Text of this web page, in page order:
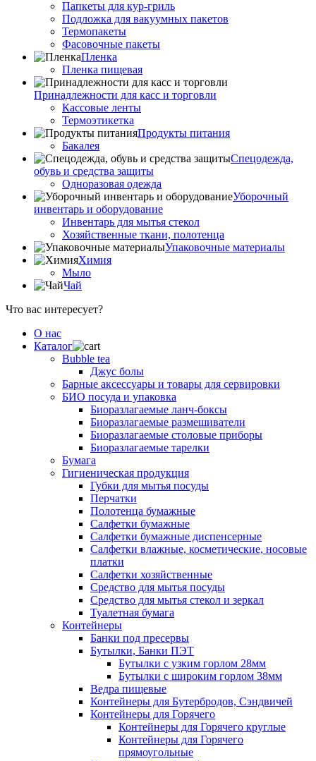
Папкеты для кур-гриль
Подложка для вакуумных пакетов
Термопакеты
Фасовочные пакеты
Пленка
Пленка пищевая
Принадлежности для касс и торговли
Кассовые ленты
Термоэтикетка
Продукты питания
Бакалея
Спецодежда,
обувь и средства защиты
Одноразовая одежда
Уборочный
инвентарь и оборудование
Инвентарь для мытья стекол
Хозяйственные ткани, полотенца
Упаковочные материалы
Химия
Мыло
Чай
Что вас интересует?
О нас
Каталог
Bubble tea
Джус болы
Барные аксессуары и товары для сервировки
БИО посуда и упаковка
Биоразлагаемые ланч-боксы
Биоразлагаемые размешиватели
Биоразлагаемые столовые приборы
Биоразлагаемые тарелки
Бумага
Гигиеническая продукция
Губки для мытья посуды
Перчатки
Полотенца бумажные
Салфетки бумажные
Салфетки бумажные диспенсерные
Салфетки влажные, косметические, носовые
платки
Салфетки хозяйственные
Средство для мытья посуды
Средство для мытья стекол и зеркал
Туалетная бумага
Контейнеры
Банки под пресервы
Бутылки, Банки ПЭТ
Бутылки с узким горлом 28мм
Бутылки с широким горлом 38мм
Ведра пищевые
Контейнеры для Бутербродов, Сэндвичей
Контейнеры для Горячего
Контейнеры для Горячего круглые
Контейнеры для Горячего
прямоугольные